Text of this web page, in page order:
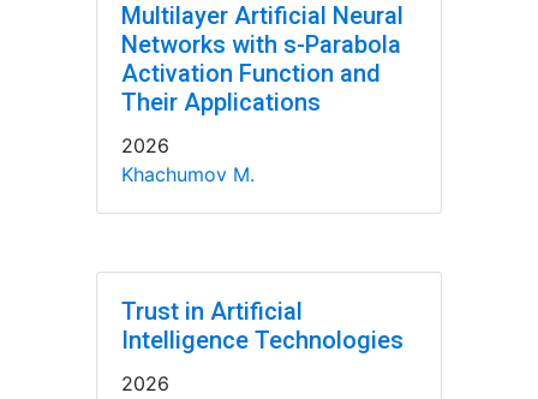
Multilayer Artificial Neural
Networks with s-Parabola
Activation Function and
Their Applications
2026
Khachumov M.
Trust in Artificial
Intelligence Technologies
2026